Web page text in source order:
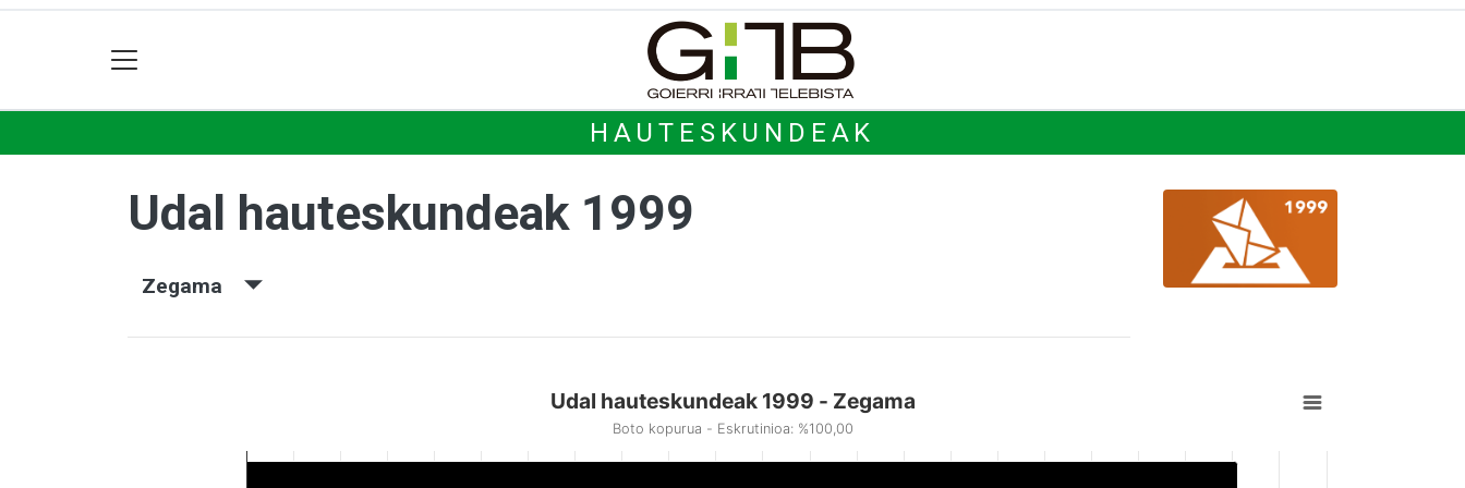
HAUTESKUNDEAK
Udal hauteskundeak 1999
Zegama
Udal hauteskundeak 1999 - Zegama
Boto kopurua - Eskrutinioa: %100,00